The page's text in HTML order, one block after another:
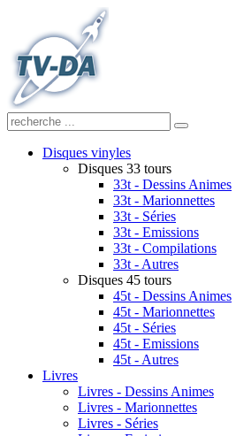
Disques vinyles
Disques 33 tours
33t - Dessins Animes
33t - Marionnettes
33t - Séries
33t - Emissions
33t - Compilations
33t - Autres
Disques 45 tours
45t - Dessins Animes
45t - Marionnettes
45t - Séries
45t - Emissions
45t - Autres
Livres
Livres - Dessins Animes
Livres - Marionnettes
Livres - Séries